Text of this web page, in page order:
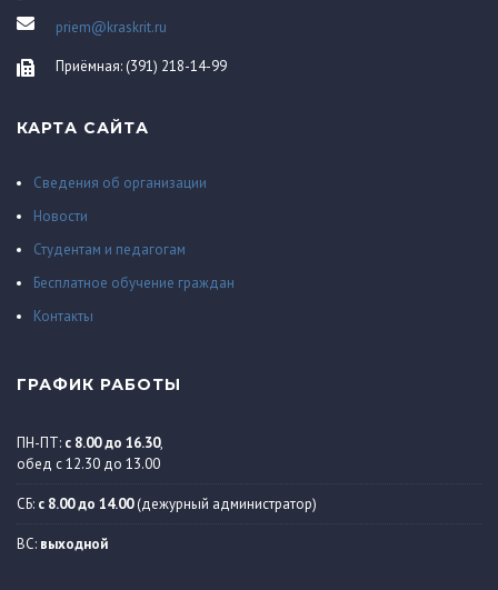
priem@kraskrit.ru
Приёмная: (391) 218-14-99
КАРТА САЙТА
Сведения об организации
Новости
Студентам и педагогам
Бесплатное обучение граждан
Контакты
ГРАФИК РАБОТЫ
ПН-ПТ: с 8.00 до 16.30,
обед с 12.30 до 13.00
СБ: с 8.00 до 14.00(дежурный администратор)
ВС: выходной